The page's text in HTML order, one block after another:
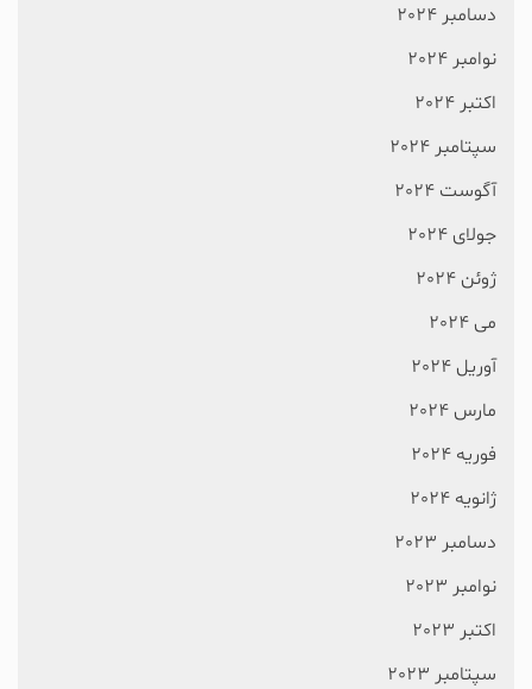
دسامبر 2024
نوامبر 2024
اکتبر 2024
سپتامبر 2024
آگوست 2024
جولای 2024
ژوئن 2024
می 2024
آوریل 2024
مارس 2024
فوریه 2024
ژانویه 2024
دسامبر 2023
نوامبر 2023
اکتبر 2023
سپتامبر 2023